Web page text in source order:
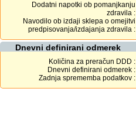
Dodatni napotki ob pomanjkanju
zdravila :
Navodilo ob izdaji sklepa o omejitvi
predpisovanja/izdajanja zdravila :
Dnevni definirani odmerek
Količina za preračun DDD :
Dnevni definirani odmerek :
Zadnja sprememba podatkov :